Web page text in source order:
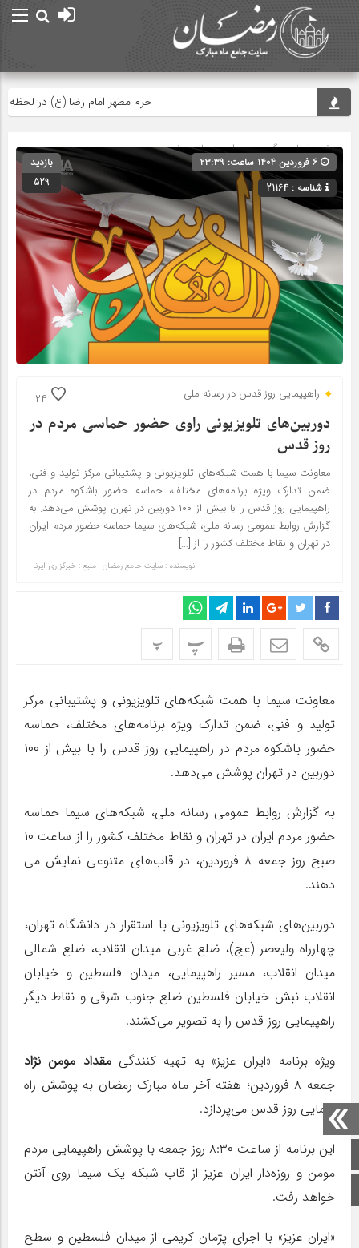
صفحه اصلی
اینستاگرام
حرم مطهر امام رضا (ع) در لحظه
صفحه اصلی» گروه »صدا و سیما و رمضان
شناسه : 21164
بازدید
529
24 راهپیمایی روز قدس در رسانه ملی
دوربین‌های تلویزیونی راوی حضور حماسی مردم در
روز قدس
معاونت سیما با همت شبکه‌های تلویزیونی و پشتیبانی مرکز تولید و فنی،
ضمن تدارک ویژه برنامه‌های مختلف، حماسه حضور باشکوه مردم در
راهپیمایی روز قدس را با بیش از ۱۰۰ دوربین در تهران پوشش می‌دهد. به
گزارش روابط عمومی رسانه ملی، شبکه‌های سیما حماسه حضور مردم ایران
در تهران و نقاط مختلف کشور را از […]
نویسنده : سایت جامع رمضان منبع : خبرگزاری ایرنا
پ پ
معاونت سیما با همت شبکه‌های تلویزیونی و پشتیبانی مرکز
تولید و فنی، ضمن تدارک ویژه برنامه‌های مختلف، حماسه
حضور باشکوه مردم در راهپیمایی روز قدس را با بیش از ۱۰۰
دوربین در تهران پوشش می‌دهد.
به گزارش روابط عمومی رسانه ملی، شبکه‌های سیما حماسه
حضور مردم ایران در تهران و نقاط مختلف کشور را از ساعت ۱۰
صبح روز جمعه ۸ فروردین، در قاب‌های متنوعی نمایش می
دهند.
دوربین‌های شبکه‌های تلویزیونی با استقرار در دانشگاه تهران،
چهارراه ولیعصر (عج)، ضلع غربی میدان انقلاب، ضلع شمالی
میدان انقلاب، مسیر راهپیمایی، میدان فلسطین و خیابان
انقلاب نبش خیابان فلسطین ضلع جنوب شرقی و نقاط دیگر
راهپیمایی روز قدس را به تصویر می‌کشند.
ویژه برنامه «ایران عزیز» به تهیه کنندگیمقداد مومن نژاد
جمعه ۸ فروردین؛ هفته آخر ماه مبارک رمضان به پوشش راه
پیمایی روز قدس می‌پردازد.
این برنامه از ساعت ۸:۳۰ روز جمعه با پوشش راهپیمایی مردم
مومن و روزه‌دار ایران عزیز از قاب شبکه یک سیما روی آنتن
خواهد رفت.
«ایران عزیز» با اجرای پژمان کریمی از میدان فلسطین و سطح